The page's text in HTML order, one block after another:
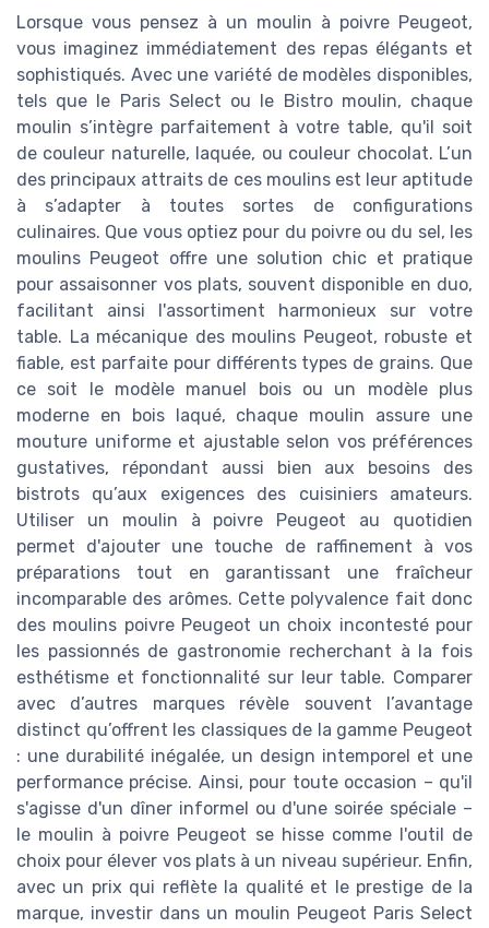
Lorsque vous pensez à un moulin à poivre Peugeot,
vous imaginez immédiatement des repas élégants et
sophistiqués. Avec une variété de modèles disponibles,
tels que le Paris Select ou le Bistro moulin, chaque
moulin s’intègre parfaitement à votre table, qu'il soit
de couleur naturelle, laquée, ou couleur chocolat. L’un
des principaux attraits de ces moulins est leur aptitude
à s’adapter à toutes sortes de configurations
culinaires. Que vous optiez pour du poivre ou du sel, les
moulins Peugeot offre une solution chic et pratique
pour assaisonner vos plats, souvent disponible en duo,
facilitant ainsi l'assortiment harmonieux sur votre
table. La mécanique des moulins Peugeot, robuste et
fiable, est parfaite pour différents types de grains. Que
ce soit le modèle manuel bois ou un modèle plus
moderne en bois laqué, chaque moulin assure une
mouture uniforme et ajustable selon vos préférences
gustatives, répondant aussi bien aux besoins des
bistrots qu’aux exigences des cuisiniers amateurs.
Utiliser un moulin à poivre Peugeot au quotidien
permet d'ajouter une touche de raffinement à vos
préparations tout en garantissant une fraîcheur
incomparable des arômes. Cette polyvalence fait donc
des moulins poivre Peugeot un choix incontesté pour
les passionnés de gastronomie recherchant à la fois
esthétisme et fonctionnalité sur leur table. Comparer
avec d’autres marques révèle souvent l’avantage
distinct qu’offrent les classiques de la gamme Peugeot
: une durabilité inégalée, un design intemporel et une
performance précise. Ainsi, pour toute occasion – qu'il
s'agisse d'un dîner informel ou d'une soirée spéciale –
le moulin à poivre Peugeot se hisse comme l'outil de
choix pour élever vos plats à un niveau supérieur. Enfin,
avec un prix qui reflète la qualité et le prestige de la
marque, investir dans un moulin Peugeot Paris Select